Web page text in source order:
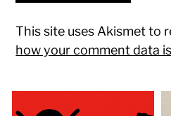
This site uses Akismet to
how your comment data